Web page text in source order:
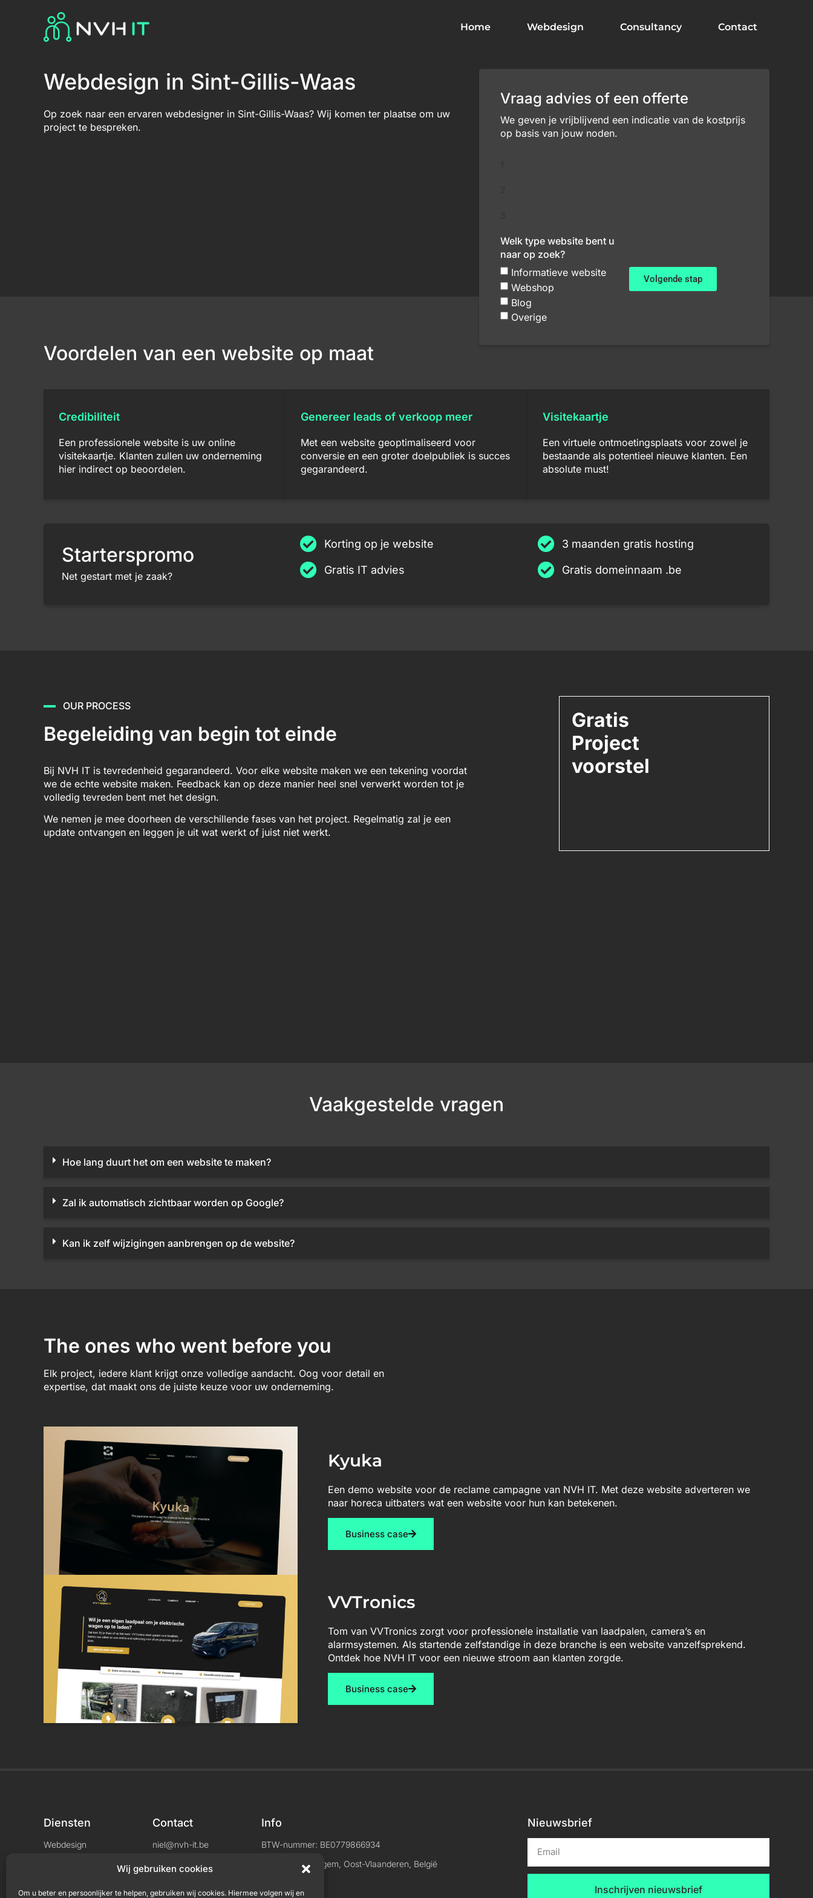
Wij gebruiken cookies
Om u beter en persoonlijker te helpen, gebruiken wij cookies. Hiermee volgen wij en
Home Webdesign Consultancy Contact
Webdesign in Sint-Gillis-Waas
Op zoek naar een ervaren webdesigner in Sint-Gillis-Waas? Wij komen ter plaatse om uw
project te bespreken.
Vraag advies of een offerte
We geven je vrijblijvend een indicatie van de kostprijs
op basis van jouw noden.
Welk type website bent u
naar op zoek?
Informatieve website
Webshop
Blog
Overige
Volgende stap
Voordelen van een website op maat
Credibiliteit
Een professionele website is uw online
visitekaartje. Klanten zullen uw onderneming
hier indirect op beoordelen.
Genereer leads of verkoop meer
Met een website geoptimaliseerd voor
conversie en een groter doelpubliek is succes
gegarandeerd.
Visitekaartje
Een virtuele ontmoetingsplaats voor zowel je
bestaande als potentieel nieuwe klanten. Een
absolute must!
Starterspromo
Net gestart met je zaak?
Korting op je website
Gratis IT advies
3 maanden gratis hosting
Gratis domeinnaam .be
OUR PROCESS
Begeleiding van begin tot einde
Bij NVH IT is tevredenheid gegarandeerd. Voor elke website maken we een tekening voordat
we de echte website maken. Feedback kan op deze manier heel snel verwerkt worden tot je
volledig tevreden bent met het design.
We nemen je mee doorheen de verschillende fases van het project. Regelmatig zal je een
update ontvangen en leggen je uit wat werkt of juist niet werkt.
Gratis
Project
voorstel
Vaakgestelde vragen
Hoe lang duurt het om een website te maken?
Zal ik automatisch zichtbaar worden op Google?
Kan ik zelf wijzigingen aanbrengen op de website?
The ones who went before you
Elk project, iedere klant krijgt onze volledige aandacht. Oog voor detail en
expertise, dat maakt ons de juiste keuze voor uw onderneming.
Kyuka
Een demo website voor de reclame campagne van NVH IT. Met deze website adverteren we
naar horeca uitbaters wat een website voor hun kan betekenen.
Business case
VVTronics
Tom van VVTronics zorgt voor professionele installatie van laadpalen, camera’s en
alarmsystemen. Als startende zelfstandige in deze branche is een website vanzelfsprekend.
Ontdek hoe NVH IT voor een nieuwe stroom aan klanten zorgde.
Business case
Diensten
Webdesign
Contact
niel@nvh-it.be
+32 456 04 33 71
Info
BTW-nummer: BE0779866934
Locatie: Maldegem, Oost-Vlaanderen, België
Nieuwsbrief
Inschrijven nieuwsbrief